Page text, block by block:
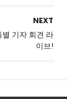
NEXT
기자 회견 라
이브!